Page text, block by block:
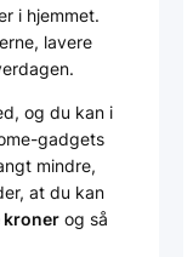
i hjemmet.
lavere
og du kan i
gadgets
mindre,
at du kan
kroner og så